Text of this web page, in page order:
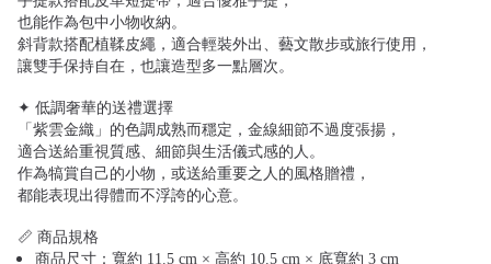
也能作為包中小物收納。
斜背款搭配植鞣皮繩，適合輕裝外出、藝文散步或旅行使用，
讓雙手保持自在，也讓造型多一點層次。
✦ 低調奢華的送禮選擇
「紫雲金織」的色調成熟而穩定，金線細節不過度張揚，
適合送給重視質感、細節與生活儀式感的人。
作為犒賞自己的小物，或送給重要之人的風格贈禮，
都能表現出得體而不浮誇的心意。
📏 商品規格
商品尺寸：寬約 11.5 cm × 高約 10.5 cm × 底寬約 3 cm